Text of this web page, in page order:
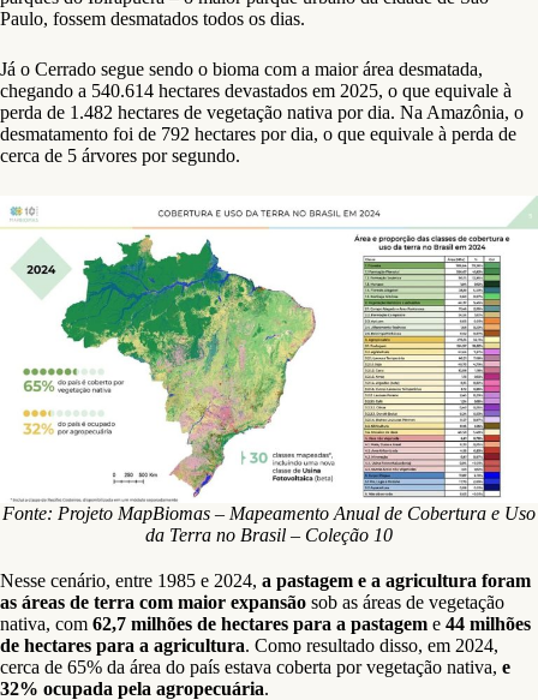
Paulo, fossem desmatados todos os dias.
Já o Cerrado segue sendo o bioma com a maior área desmatada,
chegando a 540.614 hectares devastados em 2025, o que equivale à
perda de 1.482 hectares de vegetação nativa por dia. Na Amazônia, o
desmatamento foi de 792 hectares por dia, o que equivale à perda de
cerca de 5 árvores por segundo.
Fonte: Projeto MapBiomas – Mapeamento Anual de Cobertura e Uso
da Terra no Brasil – Coleção 10
Nesse cenário, entre 1985 e 2024, a pastagem e a agricultura foram
as áreas de terra com maior expansão sob as áreas de vegetação
nativa, com 62,7 milhões de hectares para a pastagem e 44 milhões
de hectares para a agricultura. Como resultado disso, em 2024,
cerca de 65% da área do país estava coberta por vegetação nativa, e
32% ocupada pela agropecuária.